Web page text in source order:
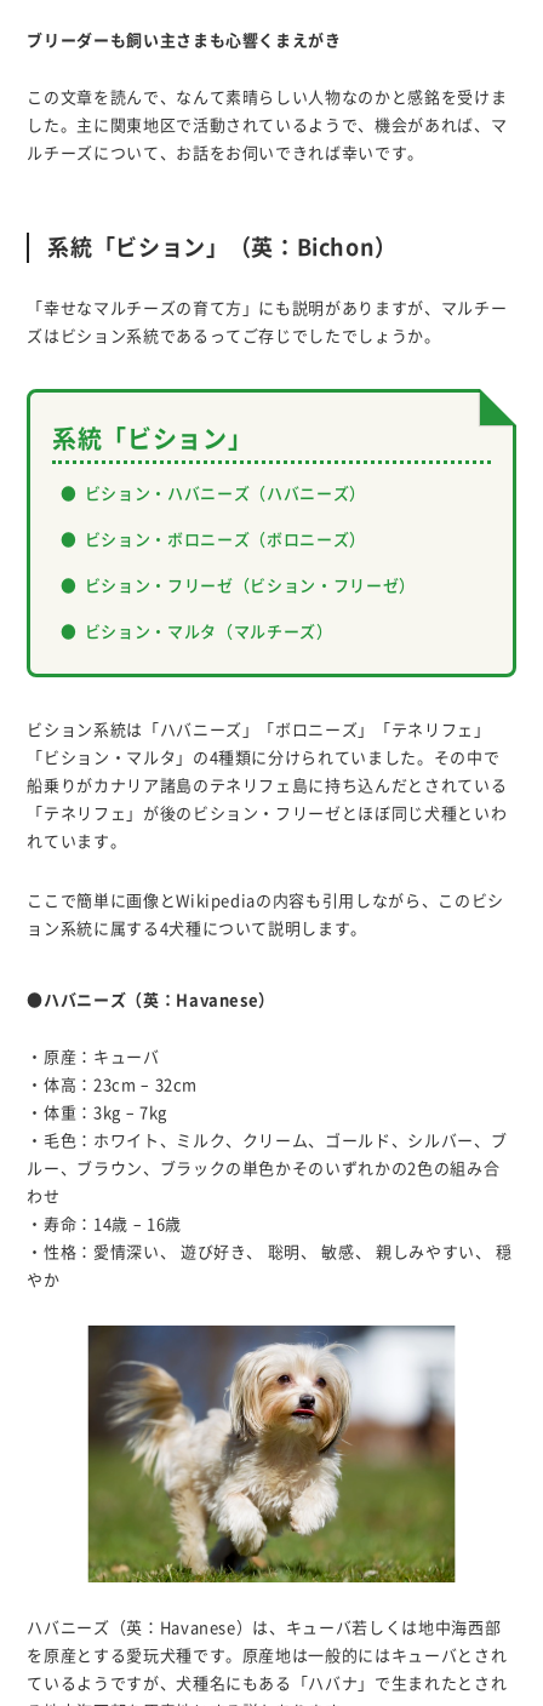
ブリーダーも飼い主さまも心響くまえがき
この文章を読んで、なんて素晴らしい人物なのかと感銘を受けま
した。主に関東地区で活動されているようで、機会があれば、マ
ルチーズについて、お話をお伺いできれば幸いです。
系統「ビション」（英：Bichon）
「幸せなマルチーズの育て方」にも説明がありますが、マルチー
ズはビション系統であるってご存じでしたでしょうか。
系統「ビション」
ビション・ハバニーズ（ハバニーズ）
ビション・ボロニーズ（ボロニーズ）
ビション・フリーゼ（ビション・フリーゼ）
ビション・マルタ（マルチーズ）
ビション系統は「ハバニーズ」「ボロニーズ」「テネリフェ」
「ビション・マルタ」の4種類に分けられていました。その中で
船乗りがカナリア諸島のテネリフェ島に持ち込んだとされている
「テネリフェ」が後のビション・フリーゼとほぼ同じ犬種といわ
れています。
ここで簡単に画像とWikipediaの内容も引用しながら、このビシ
ョン系統に属する4犬種について説明します。
●ハバニーズ（英：Havanese）
・原産：キューバ
・体高：23cm – 32cm
・体重：3kg – 7kg
・毛色：ホワイト、ミルク、クリーム、ゴールド、シルバー、ブ
ルー、ブラウン、ブラックの単色かそのいずれかの2色の組み合
わせ
・寿命：14歳 – 16歳
・性格：愛情深い、 遊び好き、 聡明、 敏感、 親しみやすい、 穏
やか
ハバニーズ（英：Havanese）は、キューバ若しくは地中海西部
を原産とする愛玩犬種です。原産地は一般的にはキューバとされ
ているようですが、犬種名にもある「ハバナ」で生まれたとされ